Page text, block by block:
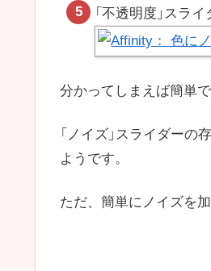
「不透明度」スラ
分かってしまえば簡単
「ノイズ」スライダー
ようです。
ただ、簡単にノイズを